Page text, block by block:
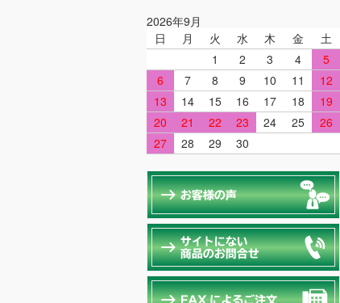
2026年9月
日
月 火 水 木 金
土
1
2 3 4
5
6
7 8 9 10 11
12
13
14 15 16 17 18
19
20
21 22 23 24 25
26
27
28 29 30